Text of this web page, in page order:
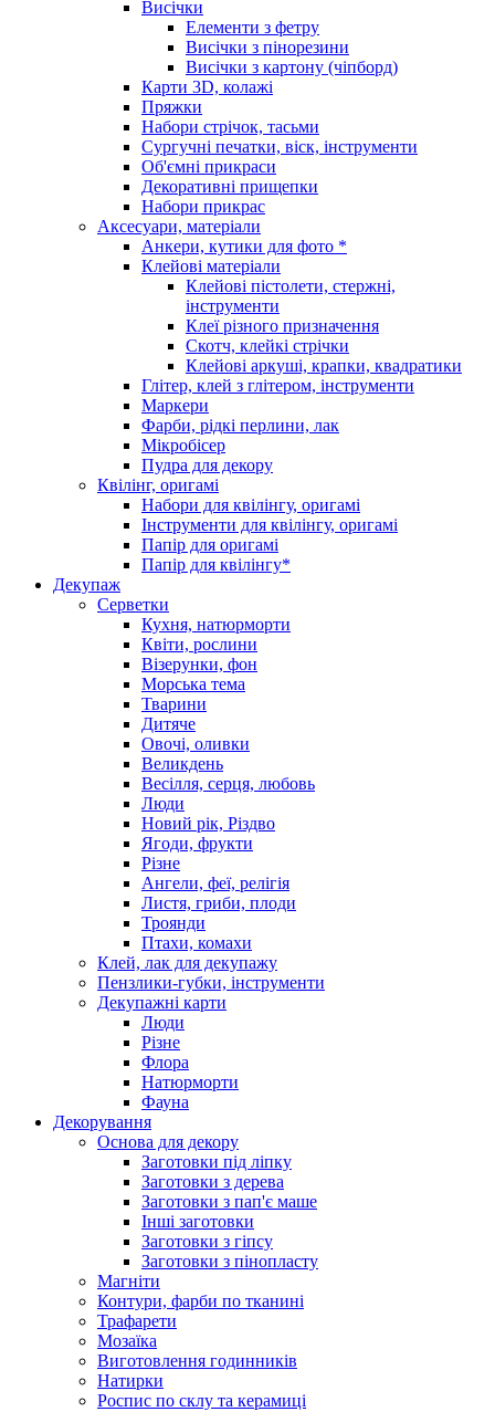
Висічки
Елементи з фетру
Висічки з пінорезини
Висічки з картону (чіпборд)
Карти 3D, колажі
Пряжки
Набори стрічок, тасьми
Сургучні печатки, віск, інструменти
Об'ємні прикраси
Декоративні прищепки
Набори прикрас
Аксесуари, матеріали
Анкери, кутики для фото *
Клейові матеріали
Клейові пістолети, стержні,
інструменти
Клеї різного призначення
Скотч, клейкі стрічки
Клейові аркуші, крапки, квадратики
Глітер, клей з глітером, інструменти
Маркери
Фарби, рідкі перлини, лак
Мікробісер
Пудра для декору
Квілінг, оригамі
Набори для квілінгу, оригамі
Інструменти для квілінгу, оригамі
Папір для оригамі
Папір для квілінгу*
Декупаж
Серветки
Кухня, натюрморти
Квіти, рослини
Візерунки, фон
Морська тема
Тварини
Дитяче
Овочі, оливки
Великдень
Весілля, серця, любовь
Люди
Новий рік, Різдво
Ягоди, фрукти
Різне
Ангели, феї, релігія
Листя, гриби, плоди
Троянди
Птахи, комахи
Клей, лак для декупажу
Пензлики-губки, інструменти
Декупажні карти
Люди
Різне
Флора
Натюрморти
Фауна
Декорування
Основа для декору
Заготовки під ліпку
Заготовки з дерева
Заготовки з пап'є маше
Інші заготовки
Заготовки з гіпсу
Заготовки з пінопласту
Магніти
Контури, фарби по тканині
Трафарети
Мозаїка
Виготовлення годинників
Натирки
Роспис по склу та керамиці